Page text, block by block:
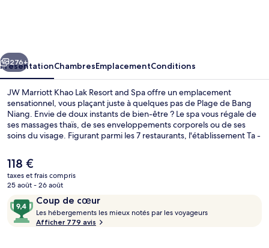
Resort
and
Spa
Suivant
276+
PrésentationChambresEmplacementConditions
JW Marriott Khao Lak Resort and Spa offre un emplacement
sensationnel, vous plaçant juste à quelques pas de Plage de Bang
Niang. Envie de doux instants de bien-être ? Le spa vous régale de
ses massages thaïs, de ses enveloppements corporels ou de ses
soins du visage. Figurant parmi les 7 restaurants, l'établissement Ta -
spécialités Cuisine thaï. Ce complexe touristique de luxe abrite en
outre 2 bars en bord de piscine, une piscine extérieure et un bar à la
plage. Les autres voyageurs ne disent que du bien en ce qui
concerne le personnel attentionné.
Le
prix
actuel
de
118 €.
118 €
taxes et frais compris
25 août - 26 août
Avis
voyageurs
Coup de cœur
9,4
sur
10,
Les hébergements les mieux notés par les voyageurs
Afficher 779 avis